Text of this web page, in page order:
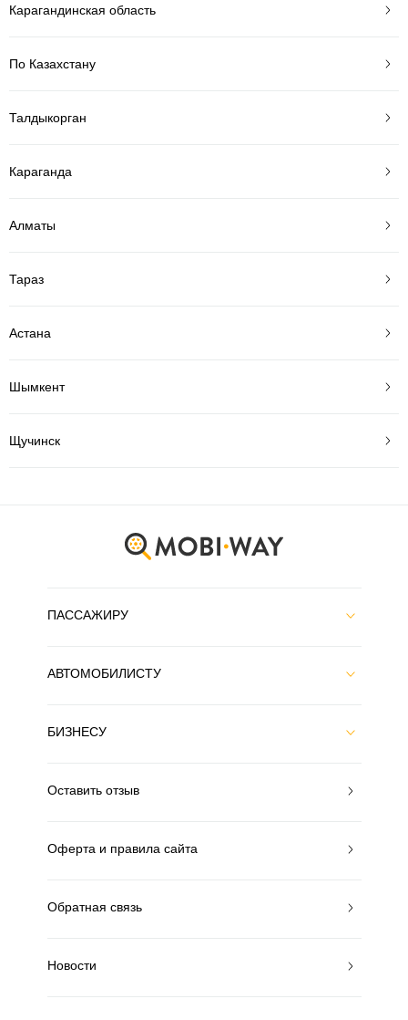
Карагандинская область
По Казахстану
Талдыкорган
Караганда
Алматы
Тараз
Астана
Шымкент
Щучинск
ПАССАЖИРУ
АВТОМОБИЛИСТУ
БИЗНЕСУ
Оставить отзыв
Оферта и правила сайта
Обратная связь
Новости